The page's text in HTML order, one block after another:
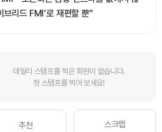
브리드 FMI’로 재편할 뿐”
데일리 스탬프를 찍은 회원이 없습니다.
첫 스탬프를 찍어 보세요!
추천
스크랩